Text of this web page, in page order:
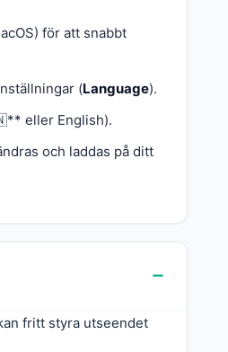
för att snabbt
(Language).
eller English).
och laddas på ditt
fritt styra utseendet